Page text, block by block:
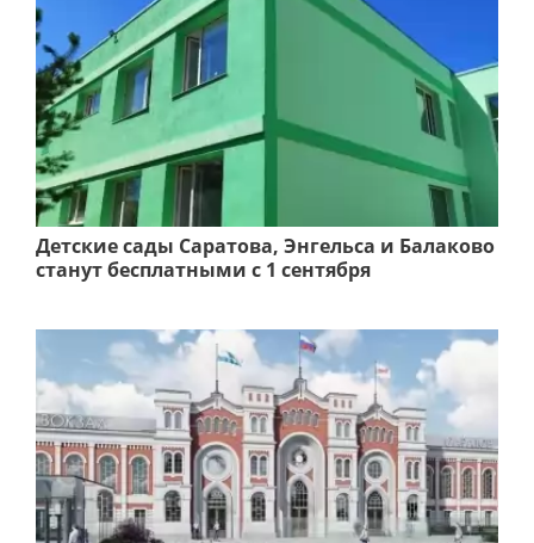
Детские сады Саратова, Энгельса и Балаково
станут бесплатными с 1 сентября